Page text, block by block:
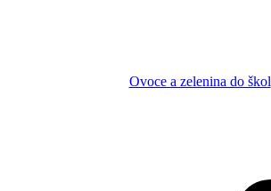
Ovoce a zelenina do škol